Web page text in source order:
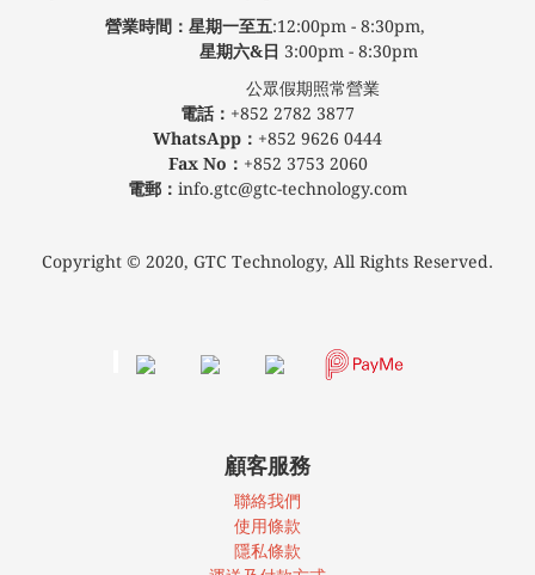
營業時間：星期一至五:12:00pm - 8:30pm,
星期六&日 3:00pm - 8:30pm
公眾假期照常營業
電話： +852 2782 3877
WhatsApp： +852 9626 0444
Fax No： +852 3753 2060
電郵： info.gtc@gtc-technology.com
Copyright © 2020, GTC Technology, All Rights Reserved.
顧客服務
聯絡我們
使用條款
隱私條款